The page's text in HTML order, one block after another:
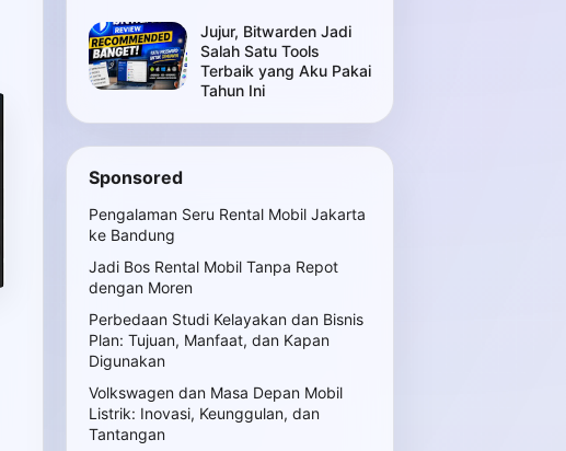
Jujur, Bitwarden Jadi
Salah Satu Tools
Terbaik yang Aku Pakai
Tahun Ini
Sponsored
Pengalaman Seru Rental Mobil Jakarta
ke Bandung
Jadi Bos Rental Mobil Tanpa Repot
dengan Moren
Perbedaan Studi Kelayakan dan Bisnis
Plan: Tujuan, Manfaat, dan Kapan
Digunakan
Volkswagen dan Masa Depan Mobil
Listrik: Inovasi, Keunggulan, dan
Tantangan